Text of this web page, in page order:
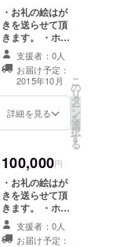
ナルTシャツ１枚
・お礼の絵はが
きを送らせて頂
きます。 ・ホー
ムページにあな
たのお名前また
はロゴを掲示さ
せていただきま
す。 ・漫画図書
館の館内にあな
Dagupan Cityに
2015年10月中に
お越しいただい
た方には
Dagupan City市
内近郊を１日ガ
イドいたしま
支援者：0人
お届け予定：
2015年10月
詳細を見る
こ
の
リ
タ
ー
ン
を
選
択
す
る
100,000円
・お礼の絵はが
きを送らせて頂
きます。 ・ホー
ムページにあな
たのお名前また
支援者：0人
お届け予定：